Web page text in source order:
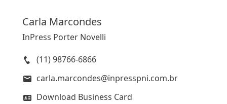
Carla Marcondes
InPress Porter Novelli
(11) 98766-6866
carla.marcondes@inpresspni.com.br
Download Business Card